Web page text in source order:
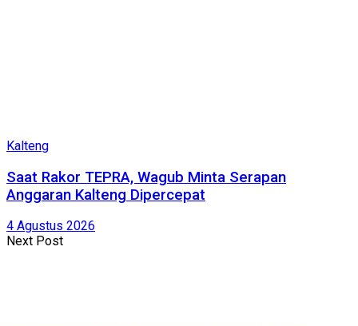
Kalteng
Saat Rakor TEPRA, Wagub Minta Serapan
Anggaran Kalteng Dipercepat
4 Agustus 2026
Next Post